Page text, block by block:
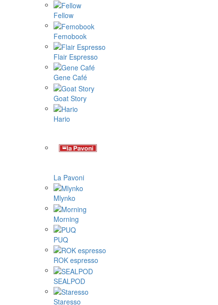
Fellow
Femobook
Flair Espresso
Gene Café
Goat Story
Hario
La Pavoni
Mlynko
Morning
PUQ
ROK espresso
SEALPOD
Staresso